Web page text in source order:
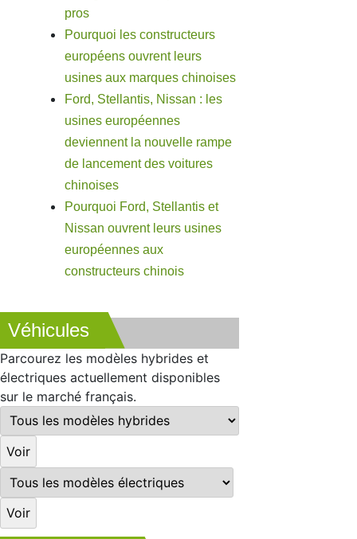
pros
Pourquoi les constructeurs
européens ouvrent leurs
usines aux marques chinoises
Ford, Stellantis, Nissan : les
usines européennes
deviennent la nouvelle rampe
de lancement des voitures
chinoises
Pourquoi Ford, Stellantis et
Nissan ouvrent leurs usines
européennes aux
constructeurs chinois
Véhicules
Parcourez les modèles hybrides et
électriques actuellement disponibles
sur le marché français.